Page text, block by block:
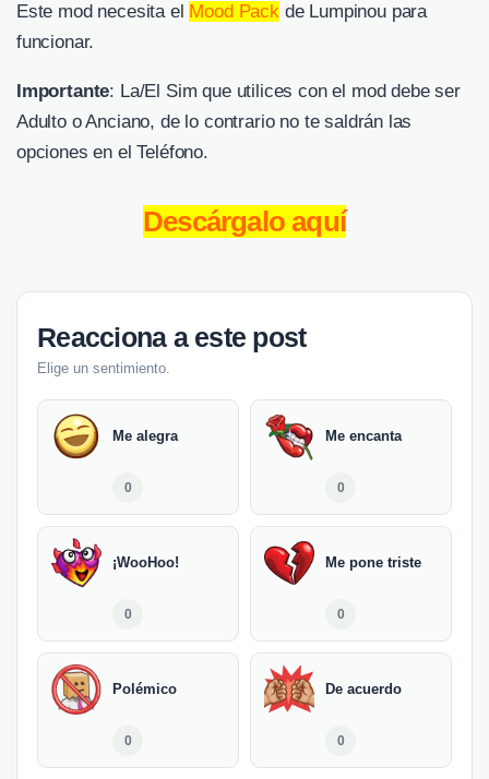
Este mod necesita el Mood Packde Lumpinou para
funcionar.
Importante: La/El Sim que utilices con el mod debe ser
Adulto o Anciano, de lo contrario no te saldrán las
opciones en el Teléfono.
Descárgalo aquí
Reacciona a este post
Elige un sentimiento.
Me alegra
0
Me encanta
0
¡WooHoo!
0
Me pone triste
0
Polémico
0
De acuerdo
0